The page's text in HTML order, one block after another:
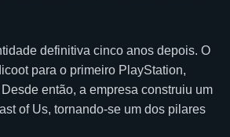
definitiva cinco anos depois. O
para o primeiro PlayStation,
então, a empresa construiu um
of Us, tornando-se um dos pilares